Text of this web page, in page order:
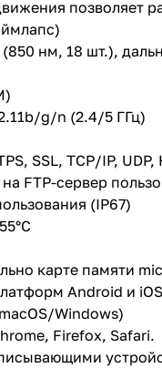
позволяет
нм, 18 шт.),
g/n (2.4/5 ГГц)
TCP/IP, UDP,
FTP-сервер
(IP67)
карте памяти
Android и
Windows)
Firefox, Safari.